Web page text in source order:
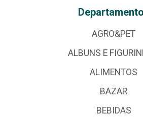
AGRO&PET
ALBUNS E
ALIMENTOS
BAZAR
BEBIDAS